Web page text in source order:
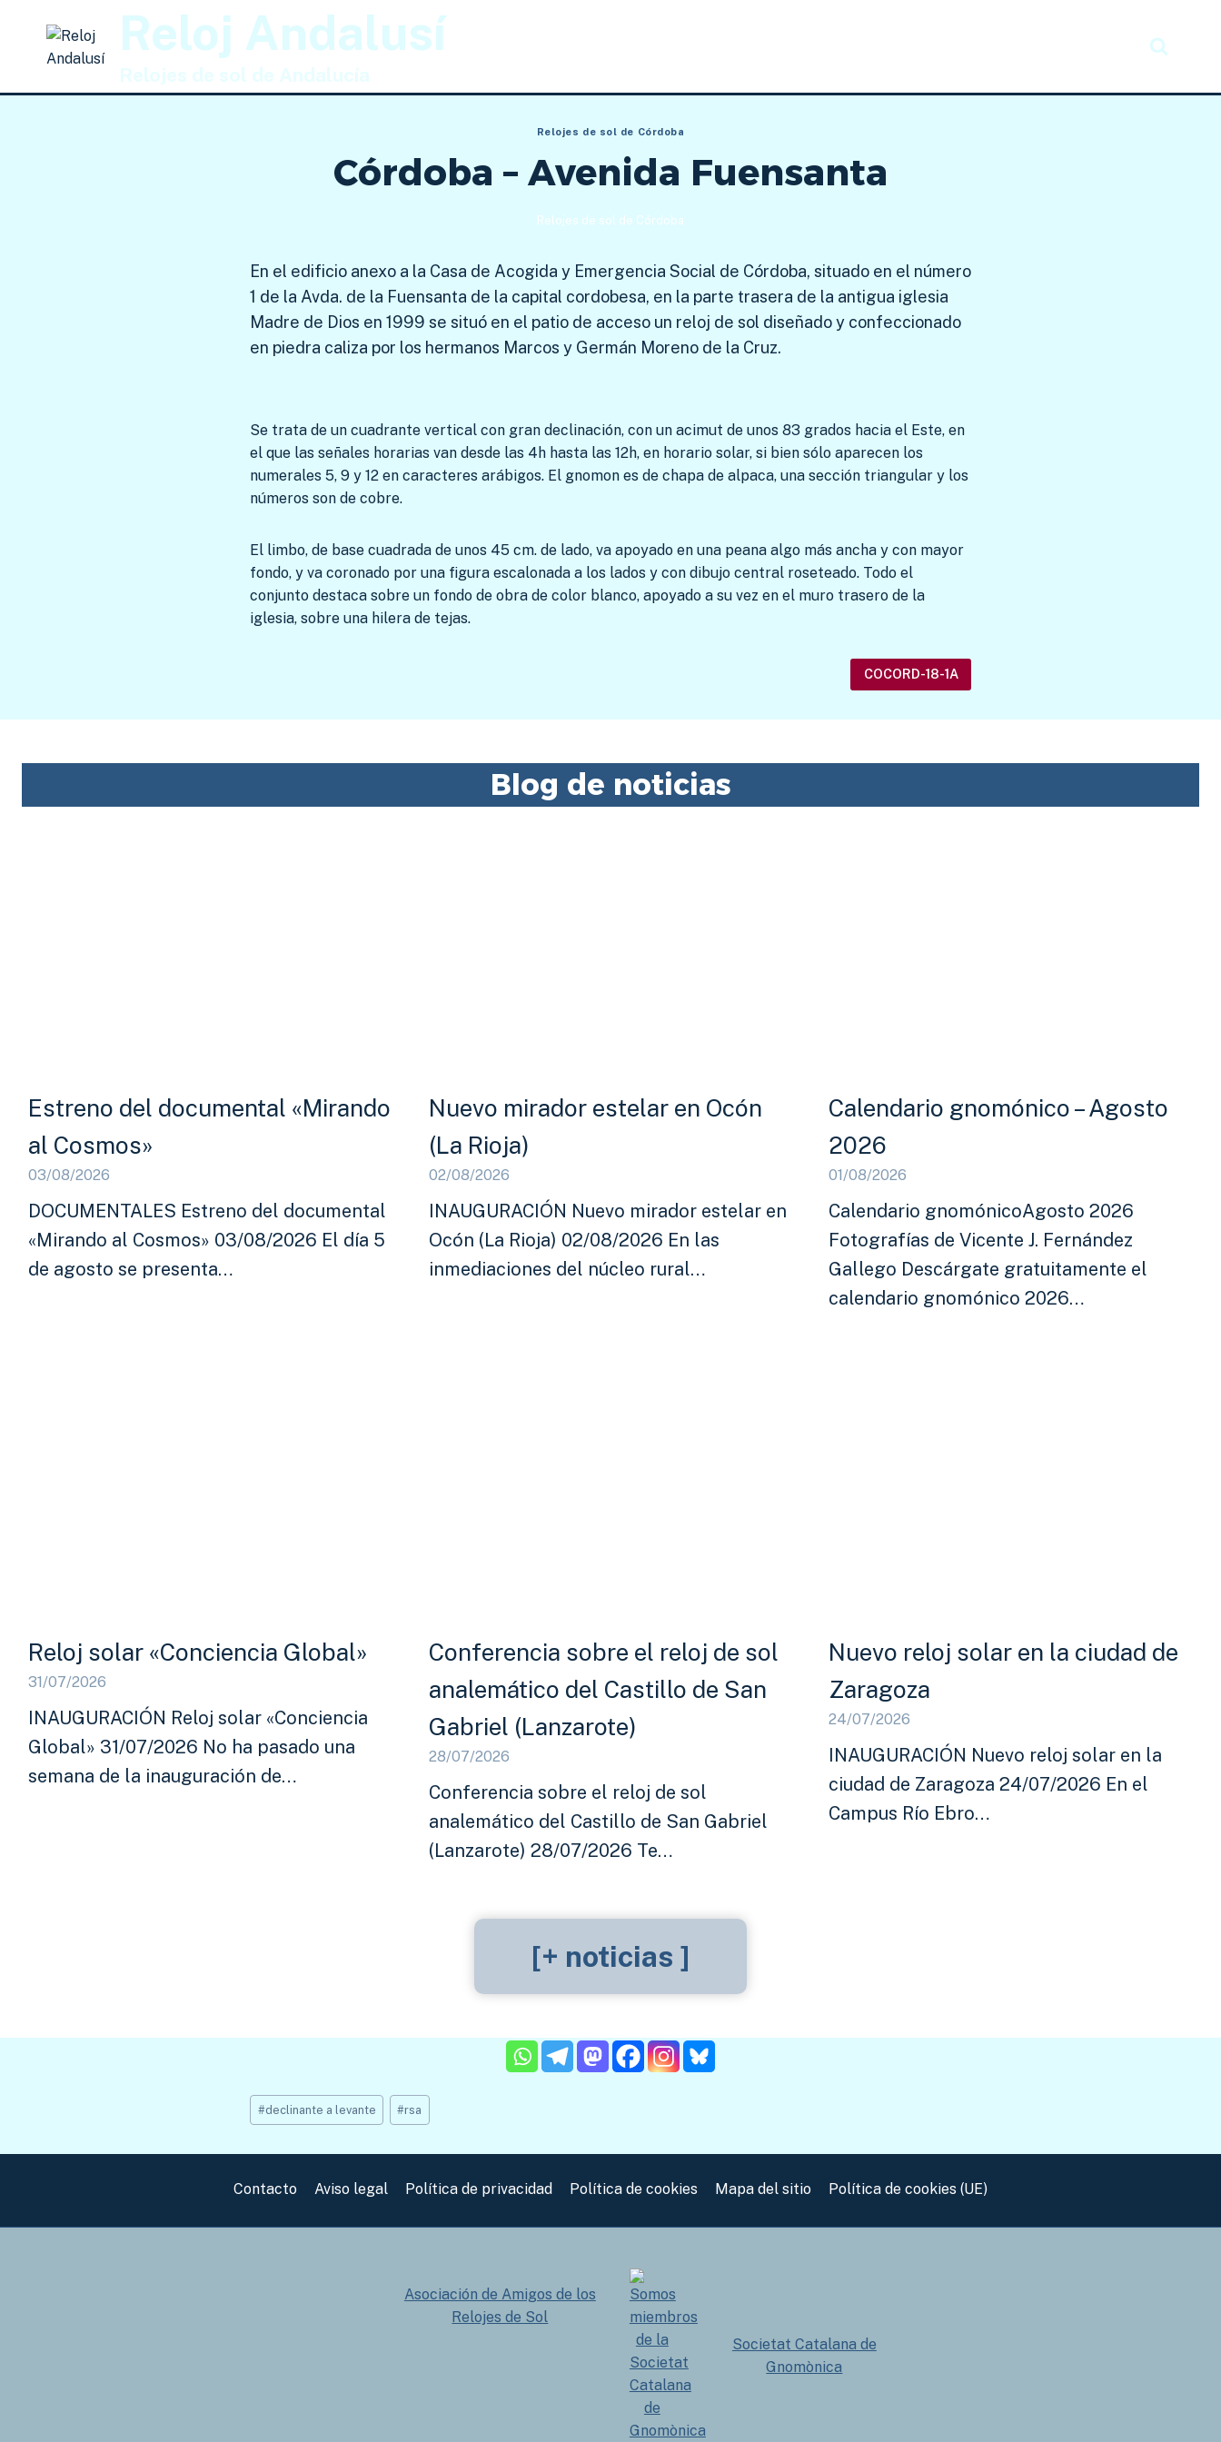
contenido
Reloj Andalusí
Relojes de sol de Córdoba
Córdoba – Avenida Fuensanta
Relojes de sol de Córdoba
En el edificio anexo a la Casa de Acogida y Emergencia Social de Córdoba, situado en el número
1 de la Avda. de la Fuensanta de la capital cordobesa, en la parte trasera de la antigua iglesia
Madre de Dios en 1999 se situó en el patio de acceso un reloj de sol diseñado y confeccionado
en piedra caliza por los hermanos Marcos y Germán Moreno de la Cruz.
Se trata de un cuadrante vertical con gran declinación, con un acimut de unos 83 grados hacia el Este, en
el que las señales horarias van desde las 4h hasta las 12h, en horario solar, si bien sólo aparecen los
numerales 5, 9 y 12 en caracteres arábigos. El gnomon es de chapa de alpaca, una sección triangular y los
números son de cobre.
El limbo, de base cuadrada de unos 45 cm. de lado, va apoyado en una peana algo más ancha y con mayor
fondo, y va coronado por una figura escalonada a los lados y con dibujo central roseteado. Todo el
conjunto destaca sobre un fondo de obra de color blanco, apoyado a su vez en el muro trasero de la
iglesia, sobre una hilera de tejas.
COCORD-18-1A
Blog de noticias
Estreno del documental «Mirando
al Cosmos»
03/08/2026
DOCUMENTALES Estreno del documental
«Mirando al Cosmos» 03/08/2026 El día 5
de agosto se presenta…
Nuevo mirador estelar en Ocón
(La Rioja)
02/08/2026
INAUGURACIÓN Nuevo mirador estelar en
Ocón (La Rioja) 02/08/2026 En las
inmediaciones del núcleo rural…
Calendario gnomónico – Agosto
2026
01/08/2026
Calendario gnomónicoAgosto 2026
Fotografías de Vicente J. Fernández
Gallego Descárgate gratuitamente el
calendario gnomónico 2026…
Reloj solar «Conciencia Global»
31/07/2026
INAUGURACIÓN Reloj solar «Conciencia
Global» 31/07/2026 No ha pasado una
semana de la inauguración de…
Conferencia sobre el reloj de sol
analemático del Castillo de San
Gabriel (Lanzarote)
28/07/2026
Conferencia sobre el reloj de sol
analemático del Castillo de San Gabriel
(Lanzarote) 28/07/2026 Te…
Nuevo reloj solar en la ciudad de
Zaragoza
24/07/2026
INAUGURACIÓN Nuevo reloj solar en la
ciudad de Zaragoza 24/07/2026 En el
Campus Río Ebro…
[+ noticias ]
Etiquetas
de
#declinante a levante #rsa
Contacto Aviso legal Política de privacidad Política de cookies Mapa del sitio Política de cookies (UE)
Asociación de Amigos de los
Relojes de Sol
Societat Catalana de
Gnomònica